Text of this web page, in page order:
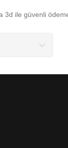
3d ile güvenli